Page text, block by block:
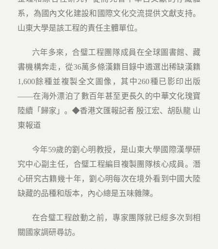
系，為國內文化建設和國際文化交流提供文獻支持。
山東大學是該工程的責任主體單位。
六年多來，合璧工程團隊成員在全球圖書館、藏
書機構奔走，從36萬多條漢籍目錄中遴選出稀缺漢籍
1,600餘種並複製全文圖像，其中260種已影印出版
——在海外漂泊了數百年甚至更長久的中華文化瑰寶
陸續「歸家」。◆香港文匯報記者 殷江宏、胡臥龍 山
東報道
今年59歲的劉心明教授，是山東大學國際漢學研
究中心副主任，合璧工程編目複製團隊核心成員。潛
心研究古籍幾十年，劉心明每次在境外看到中國大陸
缺藏的品種和版本，內心總是五味雜陳。
在合璧工程啟動之前，專家團隊就已經多次到相
關國家調研尋訪。